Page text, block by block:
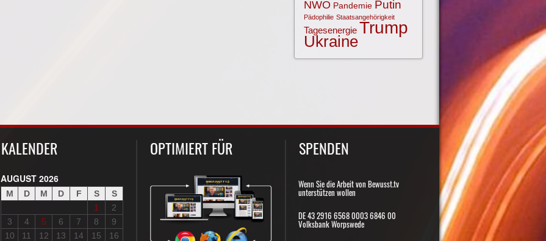
NWO Pandemie Putin
Pädophilie Staatsangehörigkeit
Tagesenergie Trump
Ukraine
KALENDER
AUGUST 2026
M D M D F S
S
1
2
3
4 5 6 7 8
9
10
11 12 13 14 15 16
OPTIMIERT FÜR SPENDEN
Wenn Sie die Arbeit von Bewusst.tv
unterstützen wollen
DE 43 2916 6568 0003 6846 00
Volksbank Worpswede